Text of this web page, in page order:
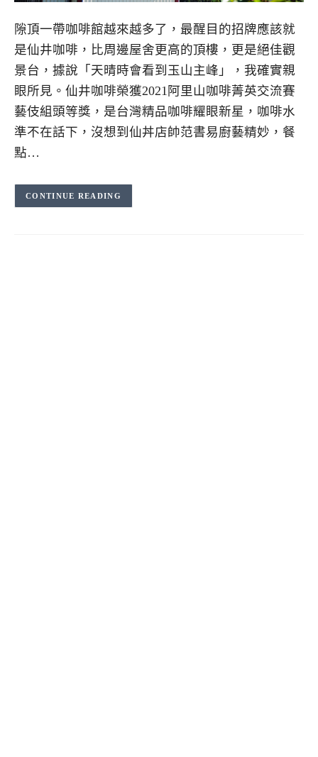
隙頂一帶咖啡館越來越多了，最醒目的招牌應該就
是仙井咖啡，比周邊屋舍更高的頂樓，更是絕佳觀
景台，據說「天晴時會看到玉山主峰」，我確實親
眼所見。仙井咖啡榮獲2021阿里山咖啡菁英交流賽
藝伎組頭等獎，是台灣精品咖啡耀眼新星，咖啡水
準不在話下，沒想到仙丼店帥范書易廚藝精妙，餐
點…
CONTINUE READING